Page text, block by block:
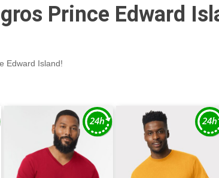
Prince Edward
Edward Island!